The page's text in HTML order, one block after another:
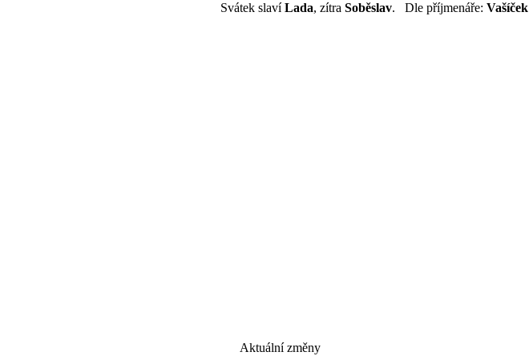
Svátek slavíLada, zítra Soběslav. Dle příjmenáře: Vašíček
Aktuální změny